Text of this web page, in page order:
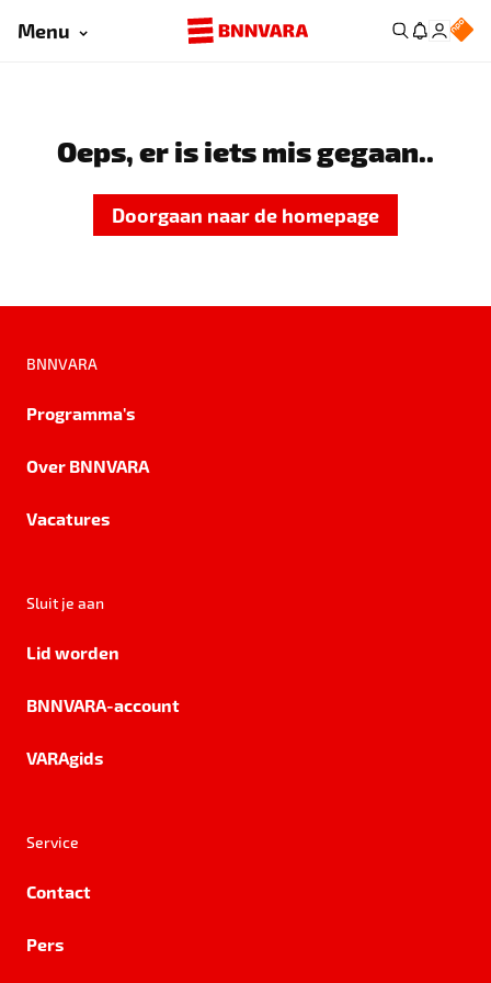
Menu
Oeps, er is iets mis gegaan..
Doorgaan naar de homepage
BNNVARA
Programma's
Over BNNVARA
Vacatures
Sluit je aan
Lid worden
BNNVARA-account
VARAgids
Service
Contact
Pers